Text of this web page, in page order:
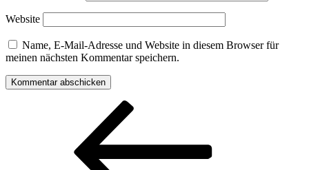
Website
Name, E-Mail-Adresse und Website in diesem Browser für
meinen nächsten Kommentar speichern.
Beitragsnavigation